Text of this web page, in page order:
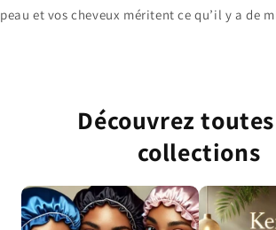
peau et vos cheveux méritent ce qu’il y a de
Découvrez
collections